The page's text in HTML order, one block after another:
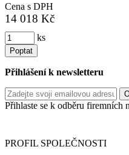
Cena s DPH
14 018 Kč
ks
Poptat
Přihlášení k newsletteru
Přihlaste se k odběru firemních
PROFIL SPOLEČNOSTI